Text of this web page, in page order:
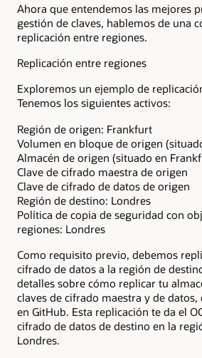
Ahora que entendemos las mejores
gestión de claves, hablemos de una
replicación entre regiones.
Replicación entre regiones
Exploremos un ejemplo de
Tenemos los siguientes activos:
Región de origen: Frankfurt
Volumen en bloque de origen
Almacén de origen (situado en
Clave de cifrado maestra de origen
Clave de cifrado de datos de origen
Región de destino: Londres
Política de copia de seguridad con
regiones: Londres
Como requisito previo, debemos
cifrado de datos a la región de
detalles sobre cómo replicar tu
claves de cifrado maestra y de
en GitHub. Esta replicación te da el
cifrado de datos de destino en la
Londres.